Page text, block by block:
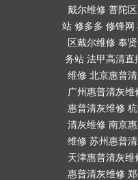
戴尔维修 普陀
站 修多多 修锋网
区戴尔维修 奉
务站 法甲高清直
维修 北京惠普
广州惠普清灰维
惠普清灰维修
清灰维修 南京
维修 苏州惠普
天津惠普清灰维
惠普清灰维修